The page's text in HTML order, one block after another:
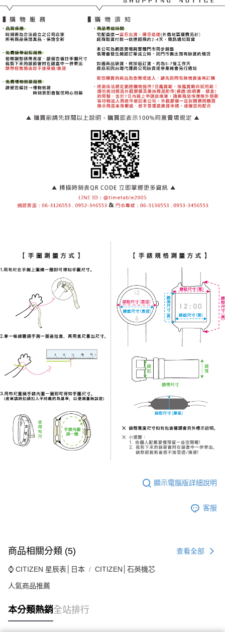
顯示電腦版詳細說明
客服
商品相關分類 (5) 查看全部
⌚ CITIZEN 星辰表│日本 CITIZEN│石英機芯
人氣商品推薦
本分類熱銷全站排行